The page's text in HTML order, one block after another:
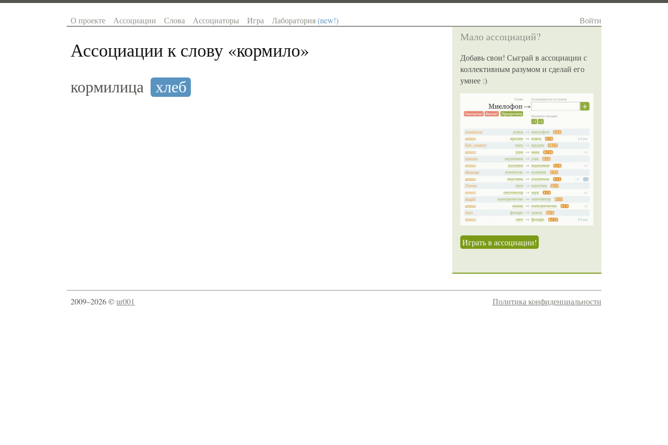
О проекте Ассоциации Слова Ассоциаторы Игра Лаборатория(new!) Войти
Ассоциации к слову «кормило»
кормилица хлеб
Мало ассоциаций?
Добавь свои! Сыграй в ассоциации с
коллективным разумом и сделай его
умнее :)
Играть в ассоциации!
2009–2026 ©ur001 Политика конфиденциальности